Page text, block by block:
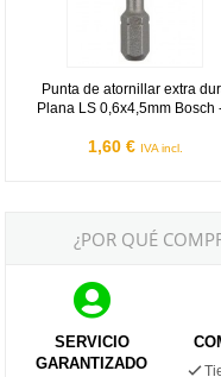
Punta de atornillar extra
Plana LS 0,6x4,5mm Bosch
1,60 € IVA incl.
¿POR QUÉ
SERVICIO
GARANTIZADO